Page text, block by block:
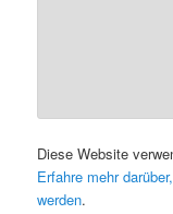
Diese Website
Erfahre mehr
werden.